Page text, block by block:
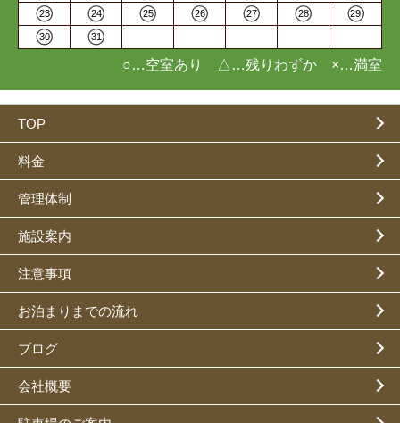
23 24 25 26 27 28 29
30 31
○…空室あり △…残りわずか ×…満室
TOP
料金
管理体制
施設案内
注意事項
お泊まりまでの流れ
ブログ
会社概要